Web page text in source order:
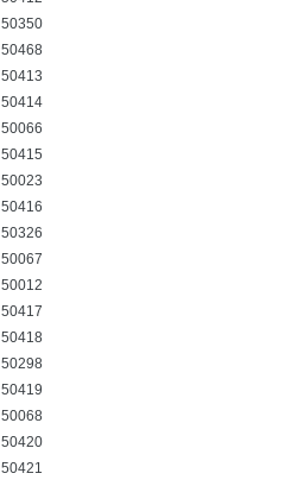
50350
50468
50413
50414
50066
50415
50023
50416
50326
50067
50012
50417
50418
50298
50419
50068
50420
50421